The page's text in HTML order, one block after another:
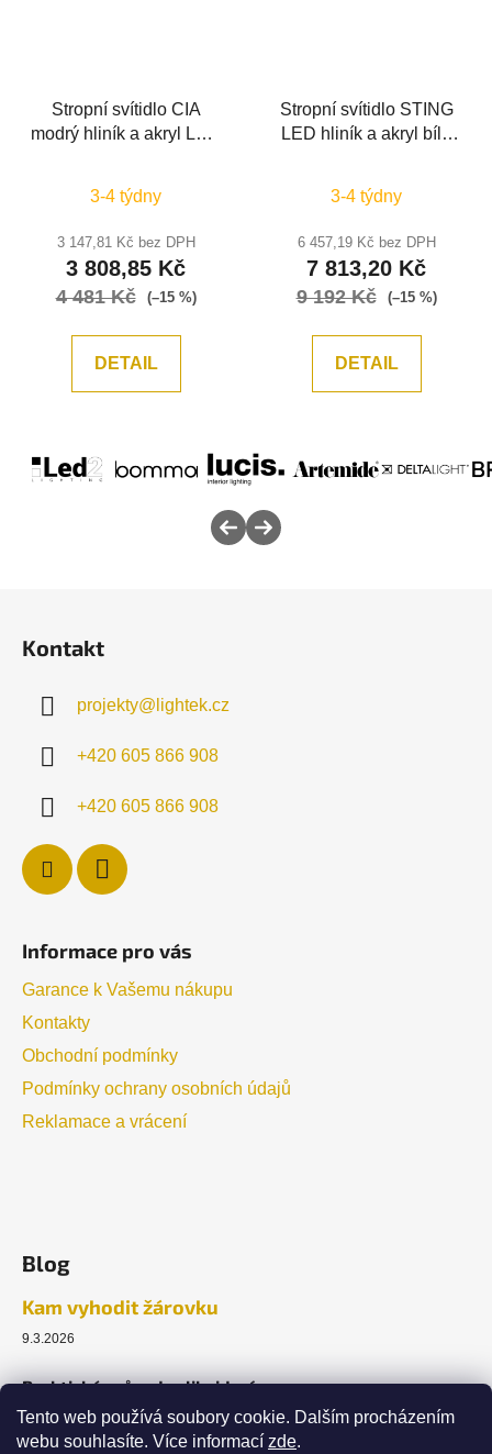
Tento web používá soubory cookie. Dalším procházením
webu souhlasíte. Více informací zde.
Stropní svítidlo CIA
modrý hliník a akryl LED
LUCE
3-4 týdny
3 147,81 Kč bez DPH
3 808,85 Kč
4 481 Kč (–15 %)
DETAIL
Stropní svítidlo STING
LED hliník a akryl bílá
driver D90 H7.8 120st.
NOVA LUCE
3-4 týdny
6 457,19 Kč bez DPH
7 813,20 Kč
9 192 Kč (–15 %)
DETAIL
Kontakt
projekty@ lightek.cz
+420 605 866 908
+420 605 866 908
Informace pro vás
Garance k Vašemu nákupu
Kontakty
Obchodní podmínky
Podmínky ochrany osobních údajů
Reklamace a vrácení
Blog
Kam vyhodit žárovku
9.3.2026
Praktický průvodce likvidací.
ARCHIV